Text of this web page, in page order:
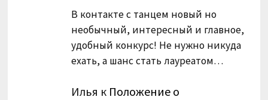
В контакте с танцем новый но
необычный, интересный и главное,
удобный конкурс! Не нужно никуда
ехать, а шанс стать лауреатом…
Илья к Положение о